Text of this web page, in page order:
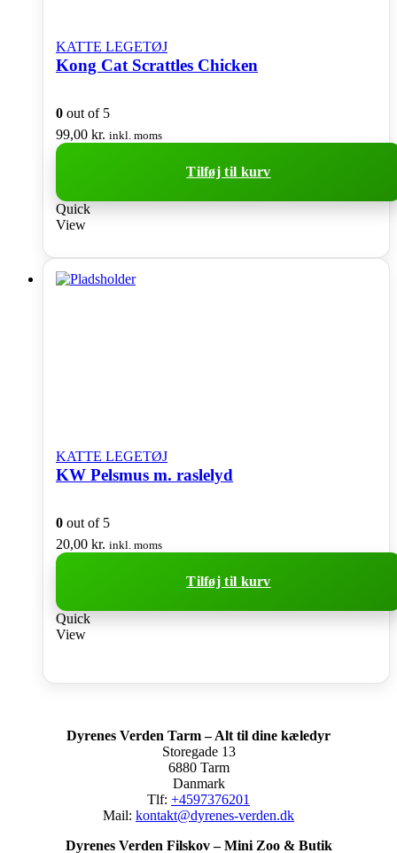
KATTE LEGETØJ
Kong Cat Scrattles Chicken
0 out of 5
99,00 kr. inkl. moms
Tilføj til kurv
Quick
View
KATTE LEGETØJ
KW Pelsmus m. raslelyd
0 out of 5
20,00 kr. inkl. moms
Tilføj til kurv
Quick
View
Dyrenes Verden Tarm – Alt til dine kæledyr
Storegade 13
6880 Tarm
Danmark
Tlf: +4597376201
Mail: kontakt@dyrenes-verden.dk
Dyrenes Verden Filskov – Mini Zoo & Butik